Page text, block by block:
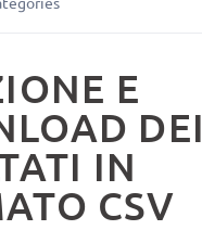
E
DEI
IN
CSV